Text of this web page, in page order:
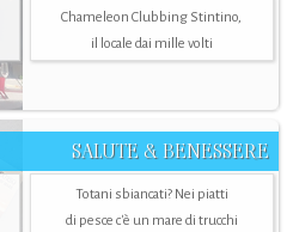
Chameleon Clubbing Stintino,
il locale dai mille volti
SALUTE & BENESSERE
Totani sbiancati? Nei piatti
di pesce c'è un mare di trucchi